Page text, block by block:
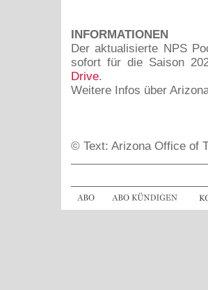
INFORMATIONEN
Der aktualisierte NPS
sofort für die Saison
Drive.
Weitere Infos über
© Text: Arizona Office of